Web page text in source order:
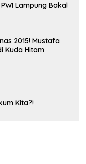
Lampung Bakal
2015! Mustafa
Kuda Hitam
Kita?!